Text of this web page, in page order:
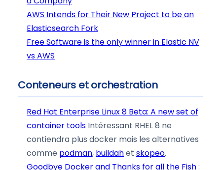
AWS Intends for Their New Project to be an
Elasticsearch Fork
Free Software is the only winner in Elastic NV
vs AWS
Conteneurs et orchestration
Red Hat Enterprise Linux 8 Beta: A new set of
container tools Intéressant RHEL 8 ne
contiendra plus docker mais les alternatives
comme podman, buildahet skopeo.
Goodbye Docker and Thanks for all the Fish: